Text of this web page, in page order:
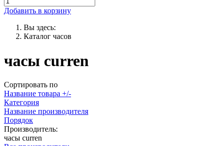
Добавить в корзину
Вы здесь:
Каталог часов
часы curren
Сортировать по
Название товара +/-
Категория
Название производителя
Порядок
Производитель:
часы curren